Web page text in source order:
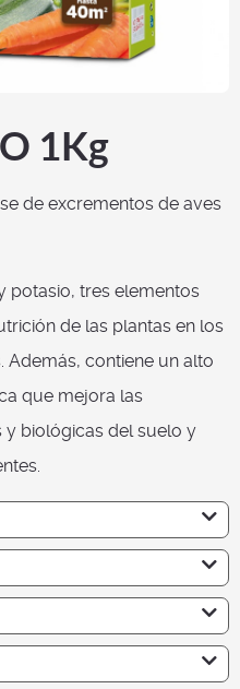
1Kg
de excrementos de aves
potasio, tres elementos
de las plantas en los
Además, contiene un alto
que mejora las
y biológicas del suelo y